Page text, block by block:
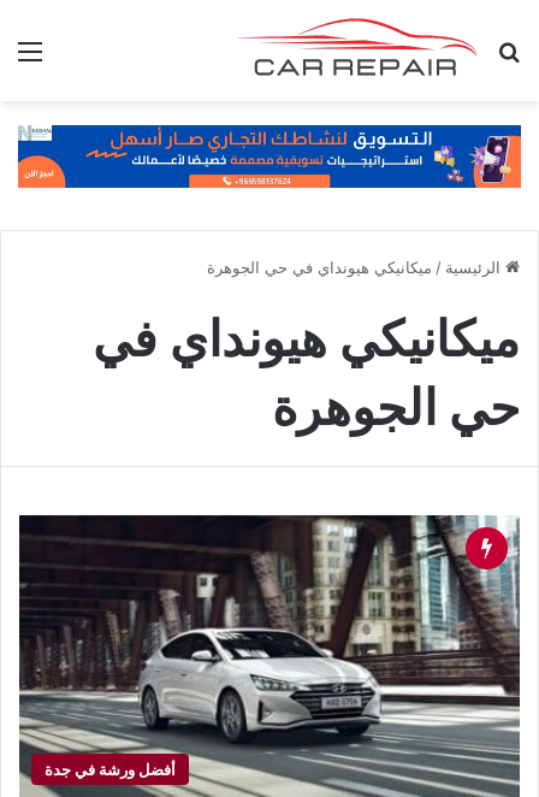
بحث عن
الرئيسية / ميكانيكي هيونداي في حي الجوهرة
ميكانيكي هيونداي في
حي الجوهرة
أفضل ورشة في جدة